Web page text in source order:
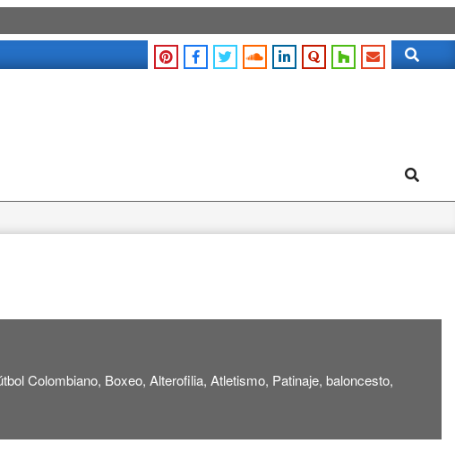
Search
Search
Colombiano, Boxeo, Alterofilia, Atletismo, Patinaje, baloncesto,